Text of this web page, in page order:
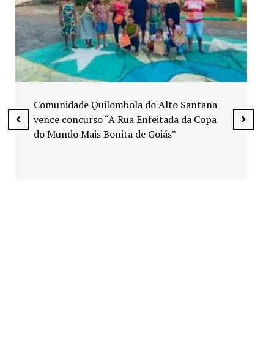
Exposição “Arte em Cores” leva pinturas a
espaços públicos de Senador Canedo